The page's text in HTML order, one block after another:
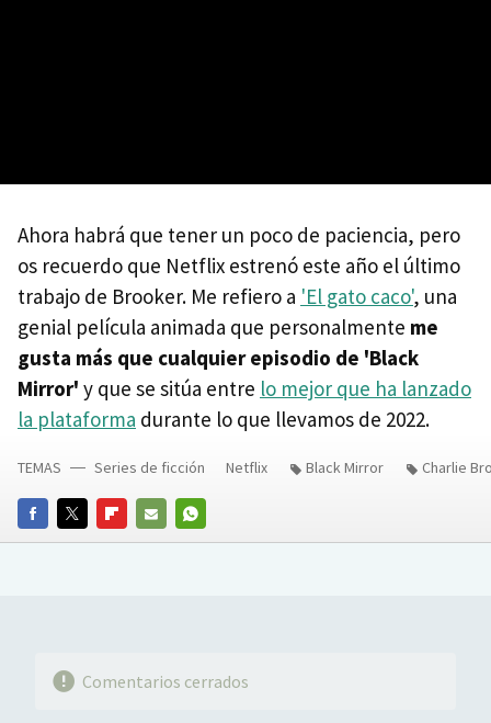
Ahora habrá que tener un poco de paciencia, pero
os recuerdo que Netflix estrenó este año el último
trabajo de Brooker. Me refiero a 'El gato caco', una
genial película animada que personalmente me
gusta más que cualquier episodio de 'Black
Mirror' y que se sitúa entre lo mejor que ha lanzado
la plataforma durante lo que llevamos de 2022.
FACEBOOKTWITTERFLIPBOARD
E-
WHATSAPP
TEMAS Series de ficción Netflix Black Mirror Charlie
Comentarios cerrados